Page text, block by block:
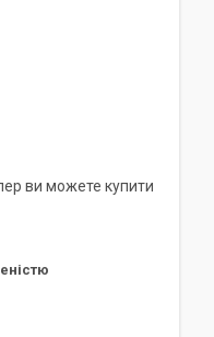
ви можете купити